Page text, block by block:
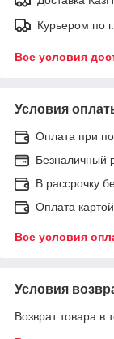
Курьером по
Все условия
Условия
Оплата при
Безналичный
В рассрочку
Оплата
Все условия
Условия
Возврат товара в